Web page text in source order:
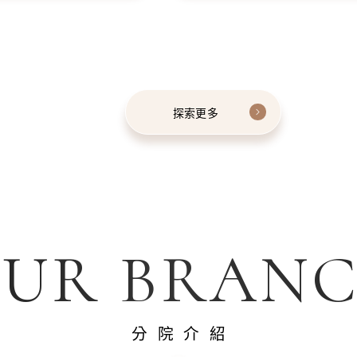
探索更多
分院介紹